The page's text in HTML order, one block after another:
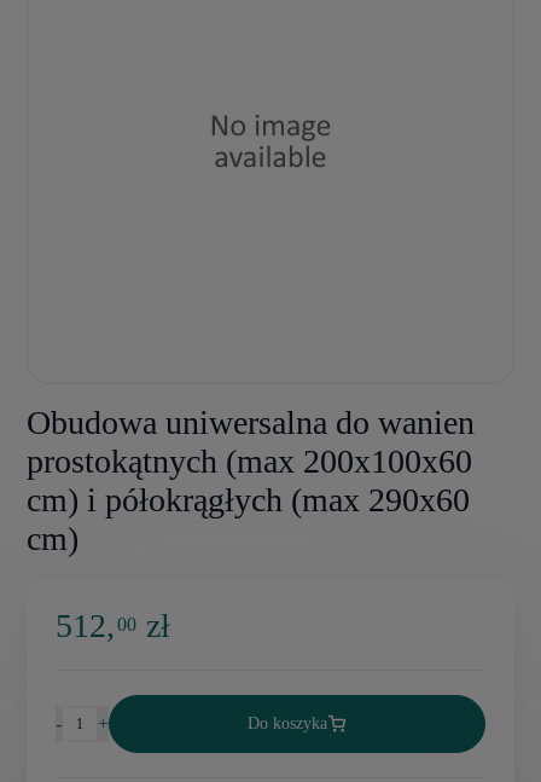
Obudowa uniwersalna do wanien
prostokątnych (max 200x100x60
cm) i półokrągłych (max 290x60
cm)
512,00 zł
- + Do koszyka